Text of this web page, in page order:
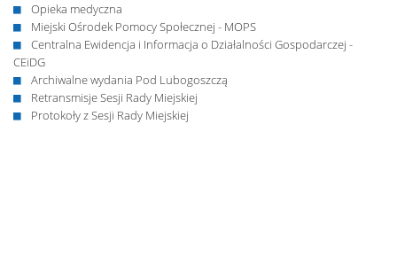
Opieka medyczna
Miejski Ośrodek Pomocy Społecznej - MOPS
Centralna Ewidencja i Informacja o Działalności Gospodarczej -
CEiDG
Archiwalne wydania Pod Lubogoszczą
Retransmisje Sesji Rady Miejskiej
Protokoły z Sesji Rady Miejskiej